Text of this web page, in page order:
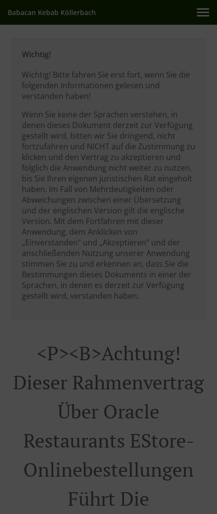
Babacan Kebab Köllerbach
Wichtig!
Wichtig! Bitte fahren Sie erst fort, wenn Sie die
folgenden Informationen gelesen und
verstanden haben!
Wenn Sie keine der Sprachen verstehen, in
denen dieses Dokument derzeit zur Verfügung
gestellt wird, bitten wir Sie dringend, nicht
fortzufahren und NICHT auf die Zustimmung zu
klicken und den Vertrag zu akzeptieren und
folglich die Anwendung nicht weiter zu nutzen,
bis Sie Ihren eigenen juristischen Rat eingeholt
haben. Im Fall von Mehrdeutigkeiten oder
Abweichungen zwischen einer Übersetzung
und der englischen Version gilt die englische
Version. Mit dem Fortfahren mit dieser
Anwendung, dem Anklicken von
„Einverstanden” und „Akzeptieren” und der
anschließenden Nutzung unserer Anwendung
stimmen Sie zu und erkennen an, dass Sie die
Bestimmungen dieses Dokuments in einer der
Sprachen, in denen es derzeit zur Verfügung
gestellt wird, verstanden haben.
<p><b>Achtung!
Dieser Rahmenvertrag
Über Oracle
Restaurants EStore-
Onlinebestellungen
Führt Die